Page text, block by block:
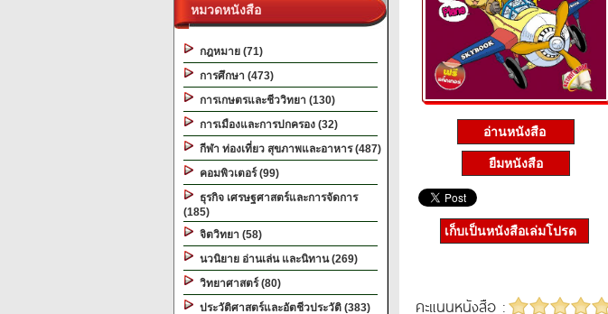
หมวดหนังสือ
กฎหมาย (71)
การศึกษา (473)
การเกษตรและชีววิทยา (130)
การเมืองและการปกครอง (32)
กีฬา ท่องเที่ยว สุขภาพและอาหาร (487)
คอมพิวเตอร์ (99)
ธุรกิจ เศรษฐศาสตร์และการจัดการ
(185)
จิตวิทยา (58)
นวนิยาย อ่านเล่น และนิทาน (269)
วิทยาศาสตร์ (80)
ประวัติศาสตร์และอัตชีวประวัติ (383)
อ่านหนังสือ
ยืมหนังสือ
เก็บเป็นหนังสือเล่มโปรด
คะแนนหนังสือ :